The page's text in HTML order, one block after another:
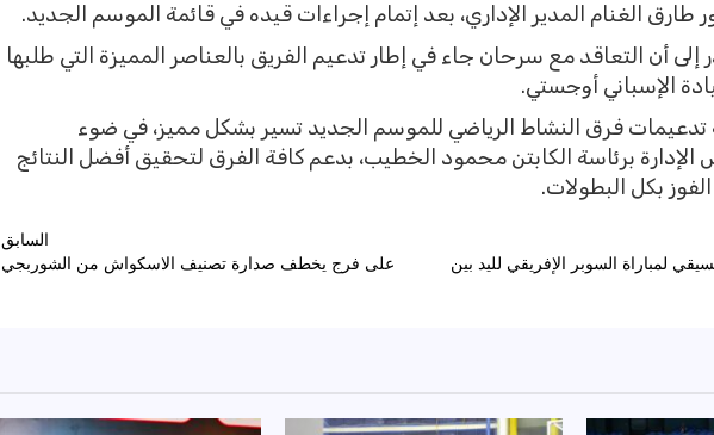
الغنام المدير الإداري، بعد إتمام إجراءات قيده في قائمة الموسم الجديد.
إلى أن التعاقد مع سرحان جاء في إطار تدعيم الفريق بالعناصر المميزة التي طلبها
الإسباني أوجستي.
فرق النشاط الرياضي للموسم الجديد تسير بشكل مميز، في ضوء
برئاسة الكابتن محمود الخطيب، بدعم كافة الفرق لتحقيق أفضل النتائج
بكل البطولات.
السابق
على فرج يخطف صدارة تصنيف الاسكواش من الشوربجي
لمباراة السوبر الإفريقي لليد بين